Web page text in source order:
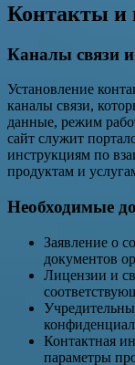
Контакты и
Каналы связи
Установление
каналы связи,
данные, режим
сайт служит
инструкциям по
продуктам и
Необходимые
Заявление о
документов
Лицензии и
Контактная
параметры